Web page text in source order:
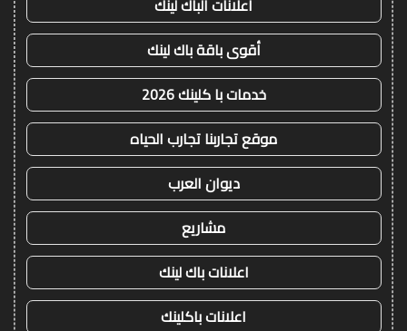
أقوى باقة باك لينك
خدمات با كلينك 2026
موقع تجاربنا تجارب الحياه
ديوان العرب
مشاريع
اعلانات باك لينك
اعلانات باكلينك